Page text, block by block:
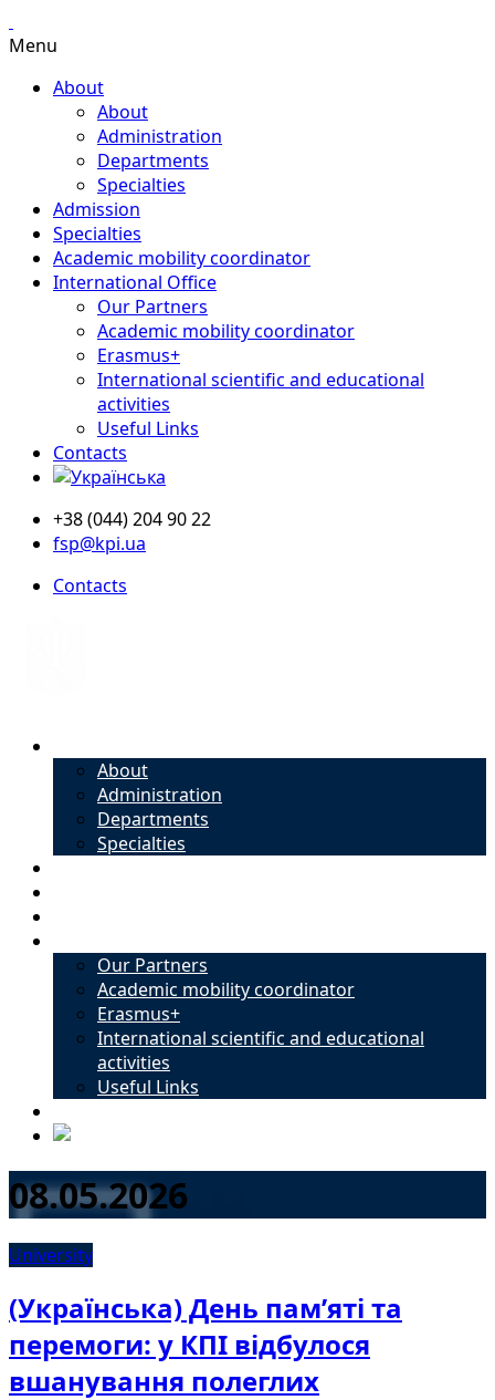
Menu
About
About
Administration
Departments
Specialties
Admission
Specialties
Academic mobility coordinator
International Office
Our Partners
Academic mobility coordinator
Erasmus+
International scientific and educational
activities
Useful Links
Contacts
+38 (044) 204 90 22
fsp@kpi.ua
Contacts
About
Administration
Departments
Specialties
Our Partners
Academic mobility coordinator
Erasmus+
International scientific and educational
activities
Useful Links
08.05.2026
University
(Українська) День пам’яті та
перемоги: у КПІ відбулося
вшанування полеглих